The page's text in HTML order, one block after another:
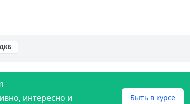
интересно и
Быть в курсе